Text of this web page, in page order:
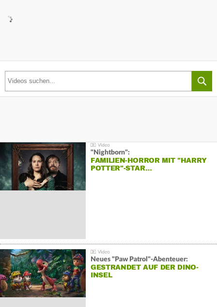
"Nightborn":
FAMILIEN-HORROR MIT "HARRY
POTTER"-STAR…
Neues "Paw Patrol"-Abenteuer:
GESTRANDET AUF DER DINO-
INSEL